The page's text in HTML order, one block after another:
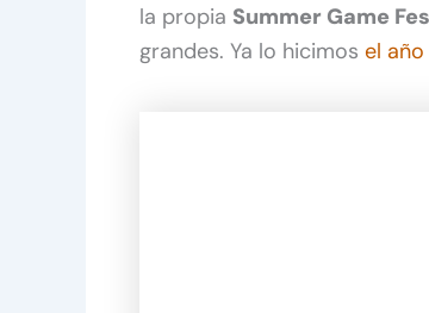
la propia Summer Game
grandes. Ya lo hicimos el